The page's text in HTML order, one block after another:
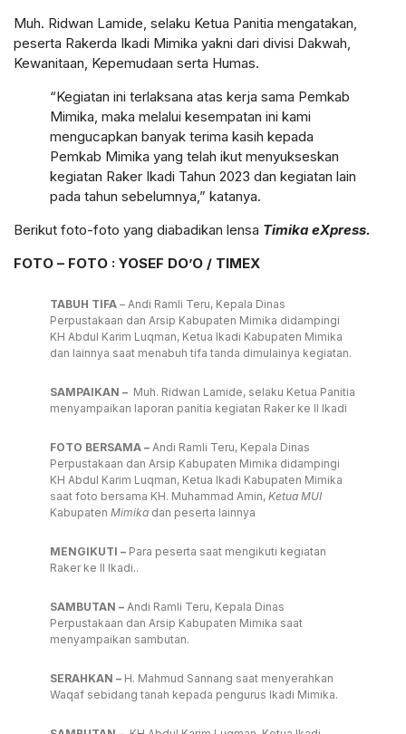
Muh. Ridwan Lamide, selaku Ketua Panitia mengatakan,
peserta Rakerda Ikadi Mimika yakni dari divisi Dakwah,
Kewanitaan, Kepemudaan serta Humas.
“Kegiatan ini terlaksana atas kerja sama Pemkab
Mimika, maka melalui kesempatan ini kami
mengucapkan banyak terima kasih kepada
Pemkab Mimika yang telah ikut menyukseskan
kegiatan Raker Ikadi Tahun 2023 dan kegiatan lain
pada tahun sebelumnya,” katanya.
Berikut foto-foto yang diabadikan lensa Timika eXpress.
FOTO – FOTO : YOSEF DO’O / TIMEX
TABUH TIFA – Andi Ramli Teru, Kepala Dinas
Perpustakaan dan Arsip Kabupaten Mimika didampingi
KH Abdul Karim Luqman, Ketua Ikadi Kabupaten Mimika
dan lainnya saat menabuh tifa tanda dimulainya kegiatan.
SAMPAIKAN – Muh. Ridwan Lamide, selaku Ketua Panitia
menyampaikan laporan panitia kegiatan Raker ke II Ikadi
FOTO BERSAMA – Andi Ramli Teru, Kepala Dinas
Perpustakaan dan Arsip Kabupaten Mimika didampingi
KH Abdul Karim Luqman, Ketua Ikadi Kabupaten Mimika
saat foto bersama KH. Muhammad Amin, Ketua MUI
Kabupaten Mimika dan peserta lainnya
MENGIKUTI – Para peserta saat mengikuti kegiatan
Raker ke II Ikadi..
SAMBUTAN – Andi Ramli Teru, Kepala Dinas
Perpustakaan dan Arsip Kabupaten Mimika saat
menyampaikan sambutan.
SERAHKAN – H. Mahmud Sannang saat menyerahkan
Waqaf sebidang tanah kepada pengurus Ikadi Mimika.